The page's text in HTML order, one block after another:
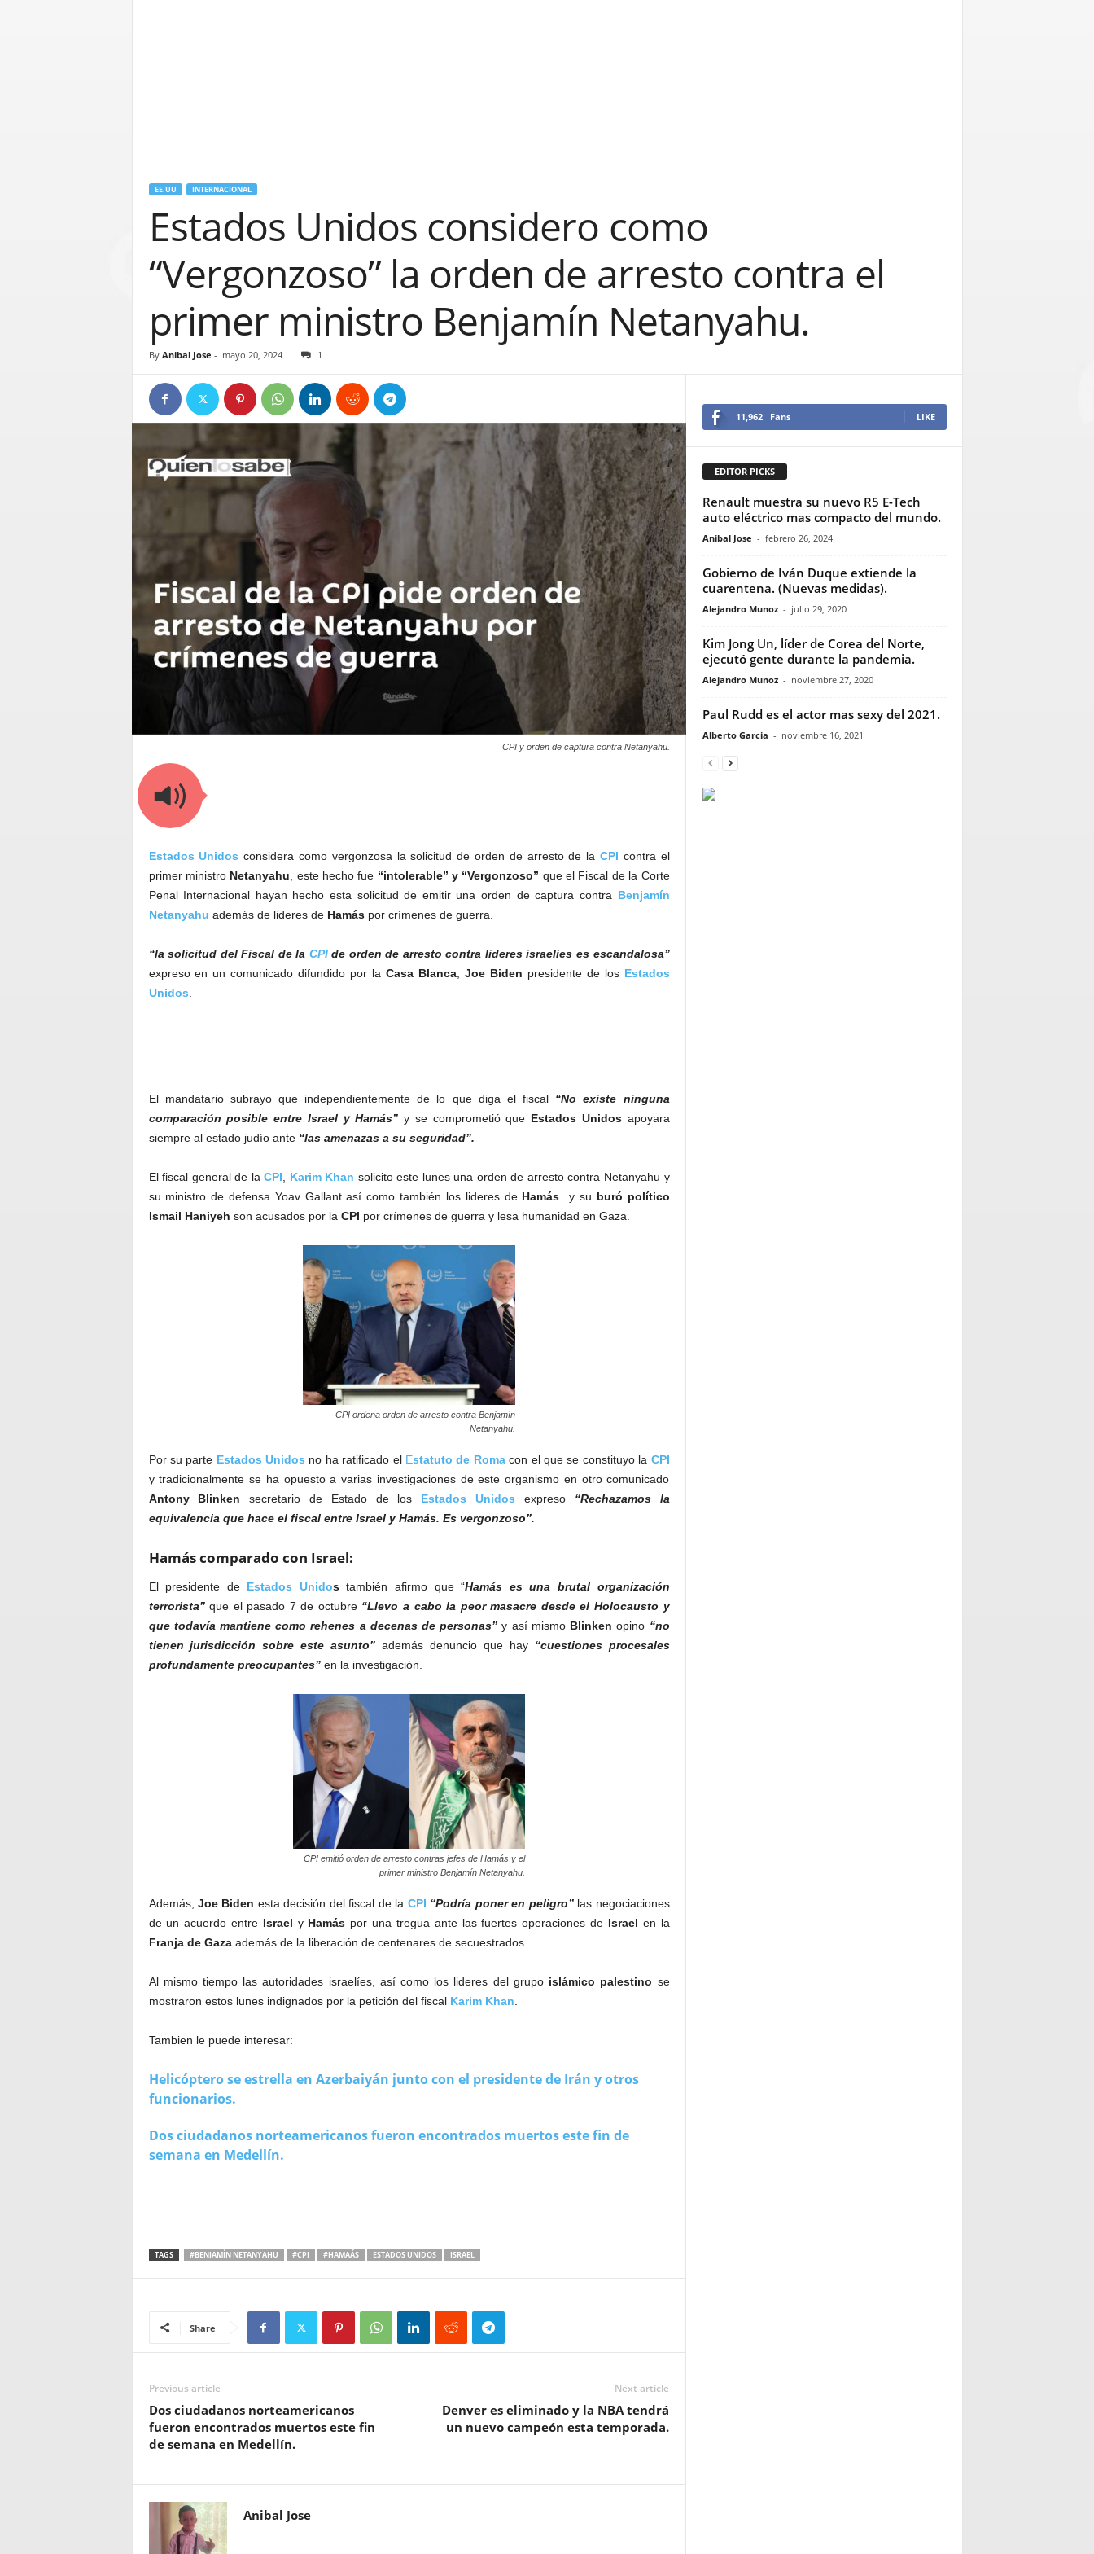
EE.UU INTERNACIONAL
Estados Unidos considero como
“Vergonzoso” la orden de arresto contra el
primer ministro Benjamín Netanyahu.
By Anibal Jose - mayo 20, 2024 1
CPI y orden de captura contra Netanyahu.
Estados Unidos considera como vergonzosa la solicitud de orden de arresto de la CPI contra el
primer ministro Netanyahu , este hecho fue “intolerable” y “Vergonzoso” que el Fiscal de la Corte
Penal Internacional hayan hecho esta solicitud de emitir una orden de captura contra Benjamín
Netanyahu además de lideres de Hamáspor crímenes de guerra.
“la solicitud del Fiscal de la CPIde orden de arresto contra lideres israelíes es escandalosa”
expreso en un comunicado difundido por la Casa Blanca, Joe Biden presidente de los Estados
Unidos
El mandatario subrayo que independientemente de lo que diga el fiscal “No existe ninguna
comparación posible entre Israel y Hamás” y se comprometió que Estados Unidosapoyara
siempre al estado judío ante “las amenazas a su seguridad”.
El fiscal general de laCPI Karim Khan solicito este lunes una orden de arresto contra Netanyahu y
su ministro de defensa Yoav Gallant así como también los lideres de Hamás y su buró político
Ismail Haniyeh son acusados por la CPI por crímenes de guerra y lesa humanidad en Gaza.
CPI ordena orden de arresto contra Benjamín
Netanyahu.
Por su parte Estados Unidos no ha ratificado el Estatuto de Romacon el que se constituyo la CPI
y tradicionalmente se ha opuesto a varias investigaciones de este organismo en otro comunicado
Antony Blinken secretario de Estado de los Estados Unidos expreso “Rechazamos la
equivalencia que hace el fiscal entre Israel y Hamás. Es vergonzoso”.
Hamás comparado con Israel:
El presidente de Estados Unidostambién afirmo que “Hamás es una brutal organización
terrorista”que el pasado 7 de octubre “Llevo a cabo la peor masacre desde el Holocausto y
que todavía mantiene como rehenes a decenas de personas” y así mismo Blinken opino “no
tienen jurisdicción sobre este asunto” además denuncio que hay “cuestiones procesales
profundamente preocupantes” en la investigación.
CPI emitió orden de arresto contras jefes de Hamás y el
primer ministro Benjamín Netanyahu.
Además, Joe Biden esta decisión del fiscal de la CPI “Podría poner en peligro”las negociaciones
de un acuerdo entre Israel y Hamás por una tregua ante las fuertes operaciones de Israel en la
Franja de Gazaademás de la liberación de centenares de secuestrados.
Al mismo tiempo las autoridades israelíes, así como los lideres del grupo islámico palestino se
mostraron estos lunes indignados por la petición del fiscal Karim Khan
Tambien le puede interesar:
Helicóptero se estrella en Azerbaiyán junto con el presidente de Irán y otros
funcionarios.
Dos ciudadanos norteamericanos fueron encontrados muertos este fin de
semana en Medellín.
TAGS #BENJAMÍN NETANYAHU #CPI #HAMAÁS ESTADOS UNIDOS ISRAEL
Share
Previous article
Dos ciudadanos norteamericanos
fueron encontrados muertos este fin
de semana en Medellín.
Next article
Denver es eliminado y la NBA tendrá
un nuevo campeón esta temporada.
Anibal Jose
11,962 Fans LIKE
EDITOR PICKS
Renault muestra su nuevo R5 E-Tech
auto eléctrico mas compacto del mundo.
Anibal Jose - febrero 26, 2024
Gobierno de Iván Duque extiende la
cuarentena. (Nuevas medidas).
Alejandro Munoz - julio 29, 2020
Kim Jong Un, líder de Corea del Norte,
ejecutó gente durante la pandemia.
Alejandro Munoz - noviembre 27, 2020
Paul Rudd es el actor mas sexy del 2021.
Alberto Garcia - noviembre 16, 2021